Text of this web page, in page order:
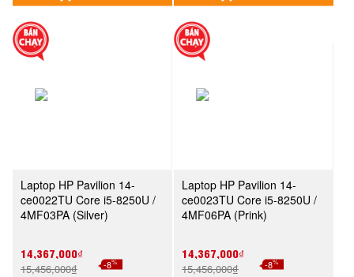
Laptop HP Pavilion 14-
ce0022TU Core i5-8250U /
4MF03PA (Silver)
14,367,000₫
15,456,000₫ -8%
Laptop HP Pavilion 14-
ce0023TU Core i5-8250U /
4MF06PA (Prink)
14,367,000₫
15,456,000₫ -8%